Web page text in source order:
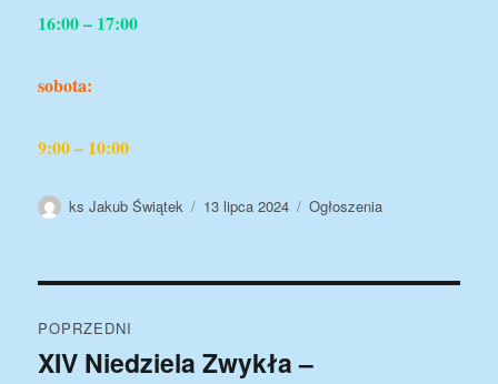
16:00 – 17:00
sobota:
9:00 – 10:00
Autor
ks Jakub Świątek
Data
13 lipca 2024 Kategorie
Ogłoszenia
wpisu
POPRZEDNI
Poprzedni
XIV Niedziela Zwykła –